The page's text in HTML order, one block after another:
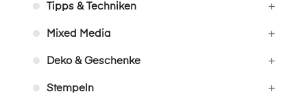
Tipps & Techniken
Mixed Media
Deko & Geschenke
Stempeln